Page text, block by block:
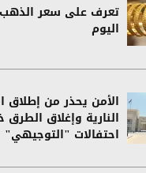
تعرف على سعر
اليوم
الأمن يحذر من إطلاق
النارية وإغلاق الطرق
احتفالات "التوجيهي"